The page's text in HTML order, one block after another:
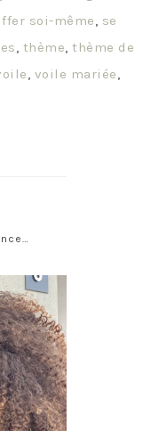
soi-même, se
, thème, thème de
, voile mariée,